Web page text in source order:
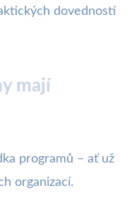
dovedností
mají
programů – ať už
organizací.